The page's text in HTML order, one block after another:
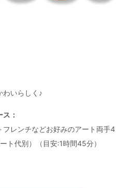
わいらしく♪
：
フレンチなどお好みのアート両手4
ト代別）（目安:1時間45分）